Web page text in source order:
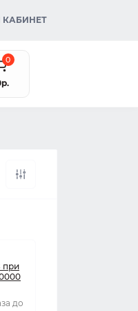
0
при
до